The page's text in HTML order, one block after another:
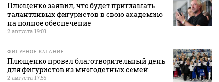
Плющенко заявил, что будет приглашать
талантливых фигуристов в свою академию
на полное обеспечение
2 августа 19:03
ФИГУРНОЕ КАТАНИЕ
Плющенко провел благотворительный день
для фигуристов из многодетных семей
2 августа 17:56